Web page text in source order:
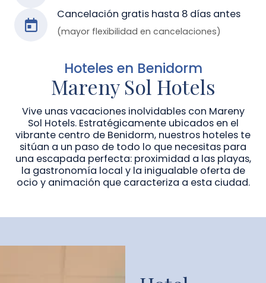
Cancelación gratis hasta 8 días antes
(mayor flexibilidad en cancelaciones)
Hoteles en Benidorm
Mareny Sol Hotels
Vive unas vacaciones inolvidables con Mareny
Sol Hotels. Estratégicamente ubicados en el
vibrante centro de Benidorm, nuestros hoteles te
sitúan a un paso de todo lo que necesitas para
una escapada perfecta: proximidad a las playas,
la gastronomía local y la inigualable oferta de
ocio y animación que caracteriza a esta ciudad.